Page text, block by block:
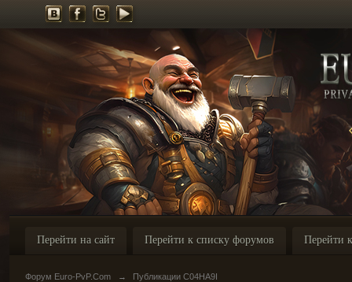
Перейти на сайт Перейти к списку форумов Перейти
Форум Euro-PvP.Com → Публикации C04HA9I